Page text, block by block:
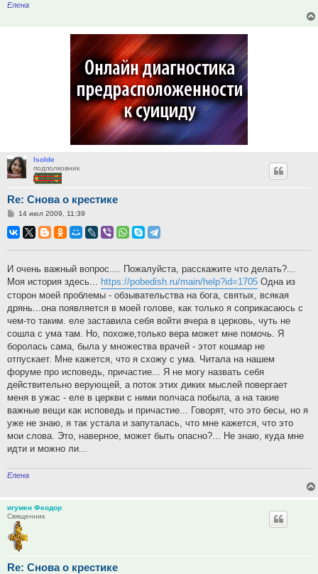
Елена
Isolde
подполковник
Re: Снова о крестике
Сообщение
14 июл 2009, 11:39
И очень важный вопрос.... Пожалуйста, расскажите что делать?...
Моя история здесь... https://pobedish.ru/main/help?id=1705 Одна из
сторон моей проблемы - обзывательства на бога, святых, всякая
дрянь...она появляется в моей голове, как только я соприкасаюсь с
чем-то таким. еле заставила себя войти вчера в церковь, чуть не
сошла с ума там. Но, похоже,только вера может мне помочь. Я
боролась сама, была у множества врачей - этот кошмар не
отпускает. Мне кажется, что я схожу с ума. Читала на нашем
форуме про исповедь, причастие... Я не могу назвать себя
действительно верующей, а поток этих диких мыслей повергает
меня в ужас - еле в церкви с ними полчаса побыла, а на такие
важные вещи как исповедь и причастие... Говорят, что это бесы, но я
уже не знаю, я так устала и запуталась, что мне кажется, что это
мои слова. Это, наверное, может быть опасно?... Не знаю, куда мне
идти и можно ли...
Елена
игумен Феодор
Священник
Re: Снова о крестике